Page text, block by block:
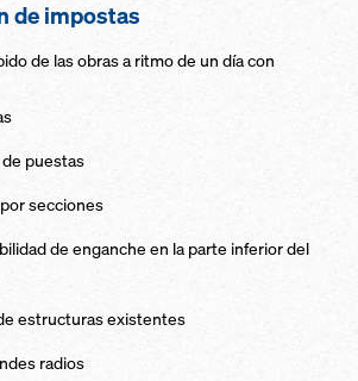
de impostas
de las obras a ritmo de un día con
puestas
secciones
de enganche en la parte inferior del
estructuras existentes
radios